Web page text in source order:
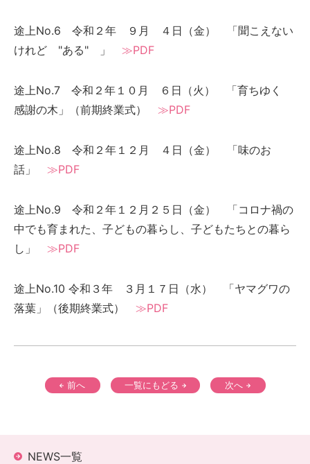
途上No.6 令和２年 ９月 ４日（金） 「聞こえない
けれど "ある" 」 ≫PDF
途上No.7 令和２年１０月 ６日（火） 「育ちゆく
感謝の木」（前期終業式） ≫PDF
途上No.8 令和２年１２月 ４日（金） 「味のお
話」 ≫PDF
途上No.9 令和２年１２月２５日（金） 「コロナ禍の
中でも育まれた、子どもの暮らし、子どもたちとの暮ら
し」 ≫PDF
途上No.10 令和３年 ３月１７日（水） 「ヤマグワの
落葉」（後期終業式） ≫PDF
前へ 一覧にもどる 次へ
NEWS一覧